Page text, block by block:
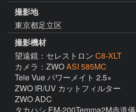
撮影地
東京都足立区
撮影機材
望遠鏡：セレストロン C8-XLT
カメラ：ZWOASI 585MC
Tele Vue パワーメイト 2.5×
ZWO IR/UV カットフィルター
ZWO ADC